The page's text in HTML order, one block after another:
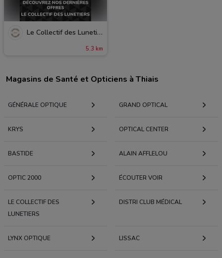
Le Collectif des Lunetiers
5.3 km
Magasins de Santé et Opticiens à Thiais
GÉNÉRALE OPTIQUE GRAND OPTICAL
KRYS OPTICAL CENTER
BASTIDE ALAIN AFFLELOU
OPTIC 2000 ÉCOUTER VOIR
LE COLLECTIF DES
LUNETIERS
DISTRI CLUB MÉDICAL
LYNX OPTIQUE LISSAC